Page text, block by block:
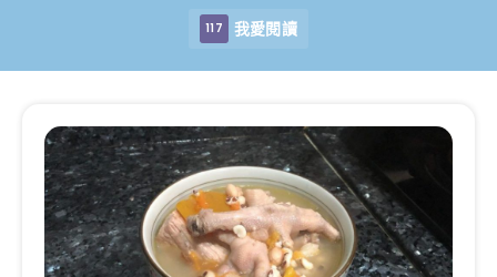
117 我愛閱讀